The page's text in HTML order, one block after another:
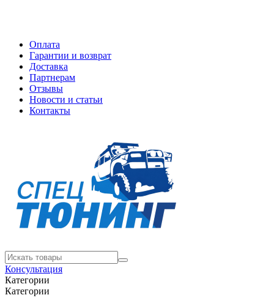
Оплата
Гарантии и возврат
Доставка
Партнерам
Отзывы
Новости и статьи
Контакты
Консультация
Категории
Категории